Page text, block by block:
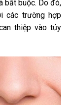
bắt buộc. Do đó,
các trường hợp
thiệp vào tủy